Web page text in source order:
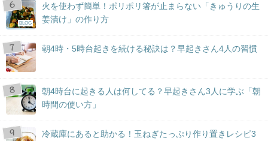
BLOG
火を使わず簡単！ポリポリ箸が止まらない「きゅうりの生
姜漬け」の作り方
朝4時・5時台起きを続ける秘訣は？早起きさん4人の習慣
朝4時台に起きる人は何してる？早起きさん3人に学ぶ「朝
時間の使い方」
冷蔵庫にあると助かる！玉ねぎたっぷり作り置きレシピ3